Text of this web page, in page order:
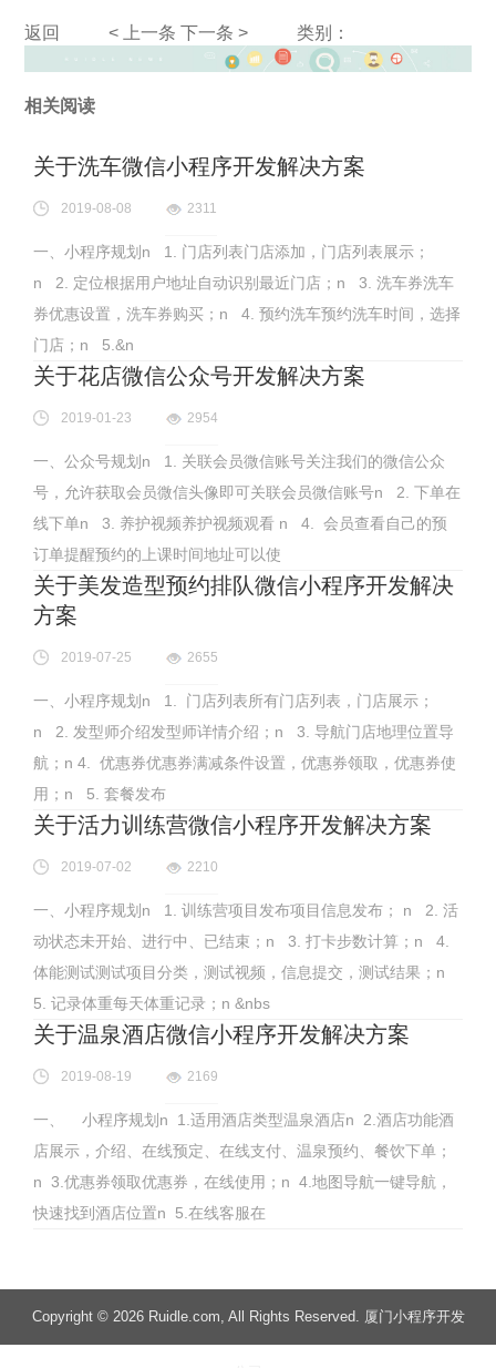
返回 < 上一条 下一条 > 类别：
相关阅读
关于洗车微信小程序开发解决方案
2019-08-08 2311
一、小程序规划n 1. 门店列表门店添加，门店列表展示；
n 2. 定位根据用户地址自动识别最近门店；n 3. 洗车券洗车
券优惠设置，洗车券购买；n 4. 预约洗车预约洗车时间，选择
门店；n 5.&n
关于花店微信公众号开发解决方案
2019-01-23 2954
一、公众号规划n 1. 关联会员微信账号关注我们的微信公众
号，允许获取会员微信头像即可关联会员微信账号n 2. 下单在
线下单n 3. 养护视频养护视频观看 n 4. 会员查看自己的预
订单提醒预约的上课时间地址可以使
关于美发造型预约排队微信小程序开发解决
方案
2019-07-25 2655
一、小程序规划n 1. 门店列表所有门店列表，门店展示；
n 2. 发型师介绍发型师详情介绍；n 3. 导航门店地理位置导
航；n 4. 优惠券优惠券满减条件设置，优惠券领取，优惠券使
用；n 5. 套餐发布
关于活力训练营微信小程序开发解决方案
2019-07-02 2210
一、小程序规划n 1. 训练营项目发布项目信息发布； n 2. 活
动状态未开始、进行中、已结束；n 3. 打卡步数计算；n 4.
体能测试测试项目分类，测试视频，信息提交，测试结果；n
5. 记录体重每天体重记录；n &nbs
关于温泉酒店微信小程序开发解决方案
2019-08-19 2169
一、 小程序规划n 1.适用酒店类型温泉酒店n 2.酒店功能酒
店展示，介绍、在线预定、在线支付、温泉预约、餐饮下单；
n 3.优惠券领取优惠券，在线使用；n 4.地图导航一键导航，
快速找到酒店位置n 5.在线客服在
Copyright © 2026 Ruidle.com , All Rights Reserved. 厦门小程序开发